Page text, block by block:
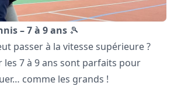
– 7 à 9 ans 🎾
passer à la vitesse supérieure ?
les 7 à 9 ans sont parfaits pour
comme les grands !